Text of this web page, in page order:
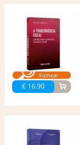
Folhear
€ 16,90